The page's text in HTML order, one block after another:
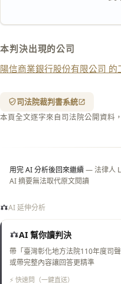
本判決出現的公司
陽信商業銀行股份有限公司
司法院裁判書系統
本頁全文逐字來自司法院公開資料
用完 AI 分析後回來繼續— 法律人
AI 摘要無法取代原文閱讀
AI 延伸分析
AI 幫你讀判決
帶「臺灣彰化地方法院110年度司
或帶完整內容讓回答更精準
⚡ 快速問（一鍵直送）